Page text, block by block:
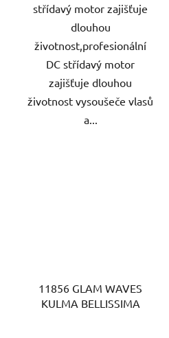
střídavý motor zajišťuje
dlouhou
životnost,profesionální
DC střídavý motor
zajišťuje dlouhou
životnost vysoušeče vlasů
a...
11856 GLAM WAVES
KULMA BELLISSIMA